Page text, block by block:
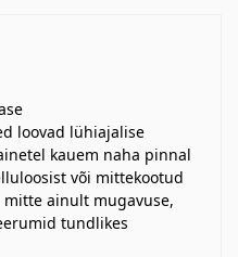
loovad lühiajalise
kauem naha pinnal
või mittekootud
ainult mugavuse,
tundlikes